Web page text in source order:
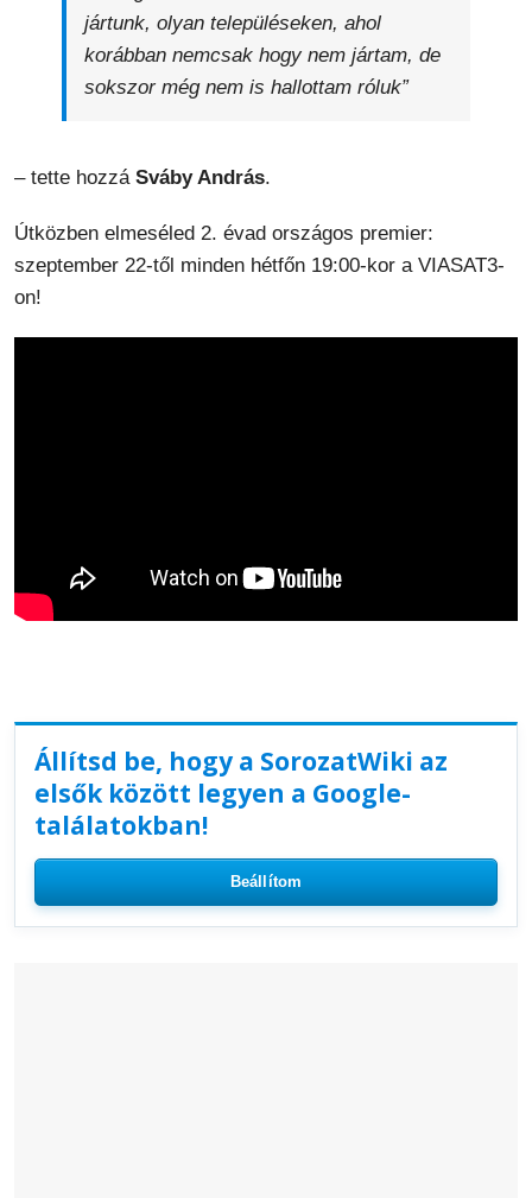
jártunk, olyan településeken, ahol
korábban nemcsak hogy nem jártam, de
sokszor még nem is hallottam róluk”
– tette hozzá Sváby András.
Útközben elmeséled 2. évad országos premier:
szeptember 22-től minden hétfőn 19:00-kor a VIASAT3-
on!
Állítsd be, hogy a SorozatWiki az
elsők között legyen a Google-
találatokban!
Beállítom